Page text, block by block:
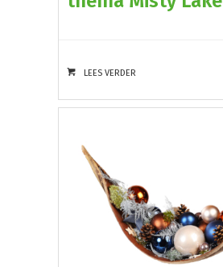
LEES VERDER